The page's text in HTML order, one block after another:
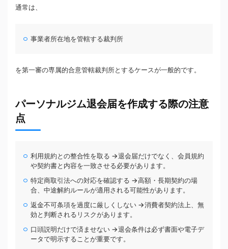
通常は、
事業者所在地を管轄する裁判所
を第一審の専属的合意管轄裁判所とするケースが一般的です。
パーソナルジム退会届を作成する際の注意
点
利用規約との整合性を取る →退会届だけでなく、会員規約
や契約書と内容を一致させる必要があります。
特定商取引法への対応を確認する →高額・長期契約の場
合、中途解約ルールが適用される可能性があります。
返金不可条項を過度に厳しくしない →消費者契約法上、無
効と判断されるリスクがあります。
口頭説明だけで済ませない →退会条件は必ず書面や電子デ
ータで明示することが重要です。